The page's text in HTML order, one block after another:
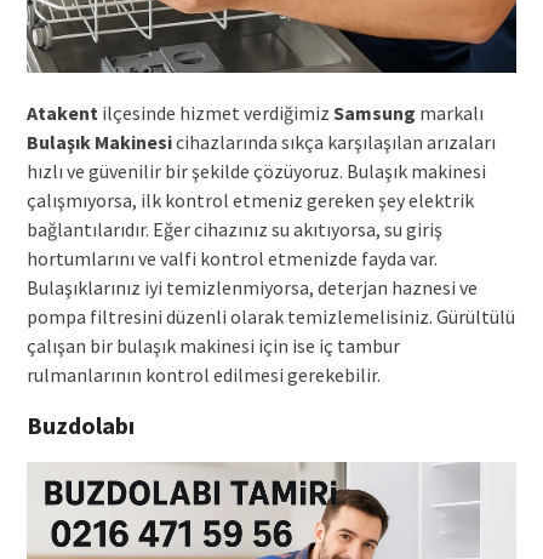
Atakent ilçesinde hizmet verdiğimiz Samsung markalı
Bulaşık Makinesicihazlarında sıkça karşılaşılan arızaları
hızlı ve güvenilir bir şekilde çözüyoruz. Bulaşık makinesi
çalışmıyorsa, ilk kontrol etmeniz gereken şey elektrik
bağlantılarıdır. Eğer cihazınız su akıtıyorsa, su giriş
hortumlarını ve valfi kontrol etmenizde fayda var.
Bulaşıklarınız iyi temizlenmiyorsa, deterjan haznesi ve
pompa filtresini düzenli olarak temizlemelisiniz. Gürültülü
çalışan bir bulaşık makinesi için ise iç tambur
rulmanlarının kontrol edilmesi gerekebilir.
Buzdolabı